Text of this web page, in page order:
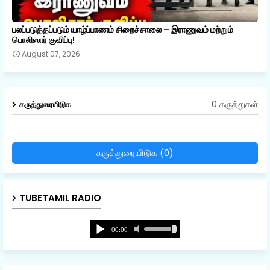
பலப்படுத்தப்படும் யாழ்ப்பாணம் சிறைச்சாலை – இராணுவம் மற்றும்
பொலிஸார் குவிப்பு!
August 07, 2026
கருத்துரையிடுக 0 கருத்துகள்
கருத்துரையிடுக (0)
TUBETAMIL RADIO